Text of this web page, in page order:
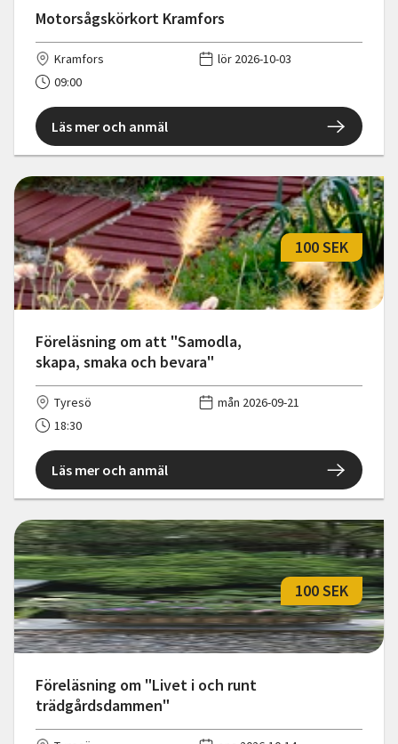
Motorsågskörkort Kramfors
Kramfors
lör 2026-10-03
09:00
Läs mer och anmäl
Föreläsning om att "Samodla,
skapa, smaka och bevara"
100 SEK
Tyresö
mån 2026-09-21
18:30
Läs mer och anmäl
Föreläsning om "Livet i och runt
trädgårdsdammen"
100 SEK